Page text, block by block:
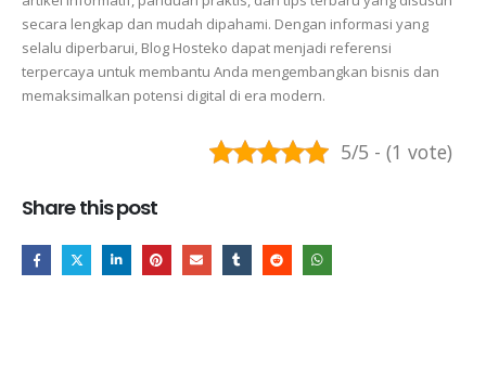
secara lengkap dan mudah dipahami. Dengan informasi yang
selalu diperbarui, Blog Hosteko dapat menjadi referensi
terpercaya untuk membantu Anda mengembangkan bisnis dan
memaksimalkan potensi digital di era modern.
5/5 - (1 vote)
Share this post